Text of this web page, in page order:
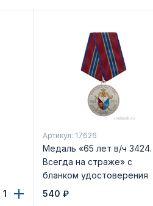
Артикул: 17626
Медаль «65 лет в/ч 3424.
Всегда на страже» с
бланком удостоверения
540 ₽